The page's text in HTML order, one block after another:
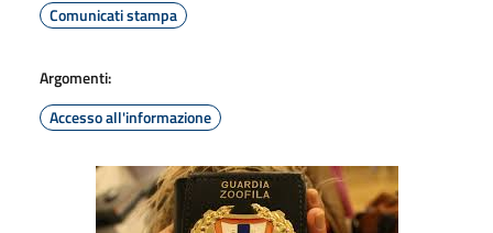
Comunicati stampa
Argomenti:
Accesso all'informazione